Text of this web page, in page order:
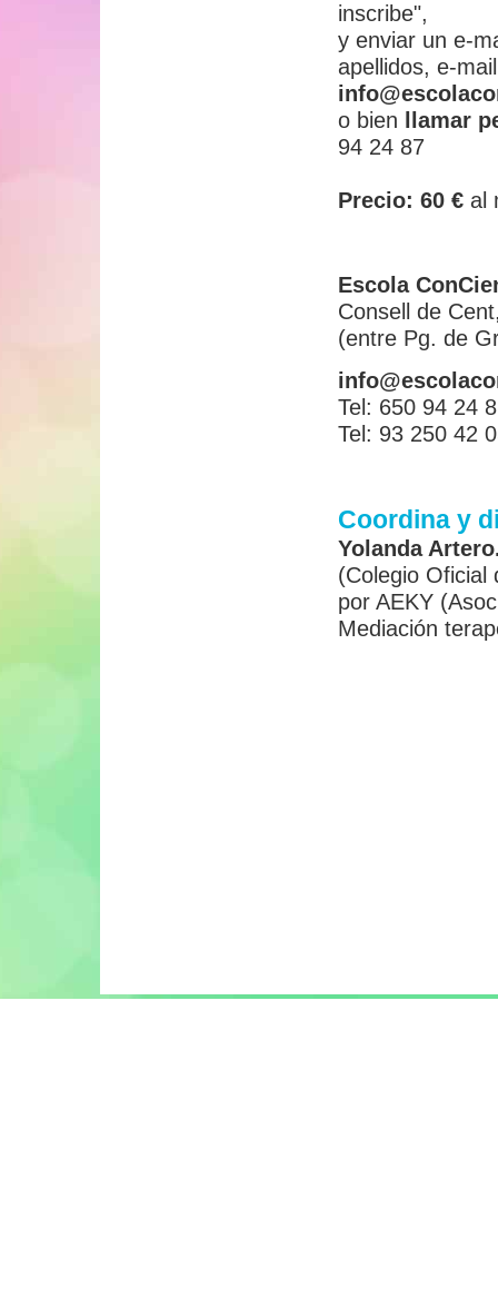
inscribe",
y enviar un e-
apellidos, e-
o bien
llamar
94 24 87
Precio: 60 € al
Escola
Consell de
(entre Pg. de
Tel: 650 94 24
Tel: 93 250 42
Coordina y
Yolanda
(Colegio Oficial
por AEKY
Mediación